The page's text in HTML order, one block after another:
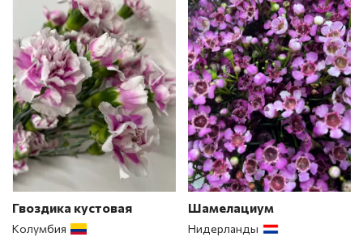
Гвоздика кустовая
Колумбия
Шамелациум
Нидерланды